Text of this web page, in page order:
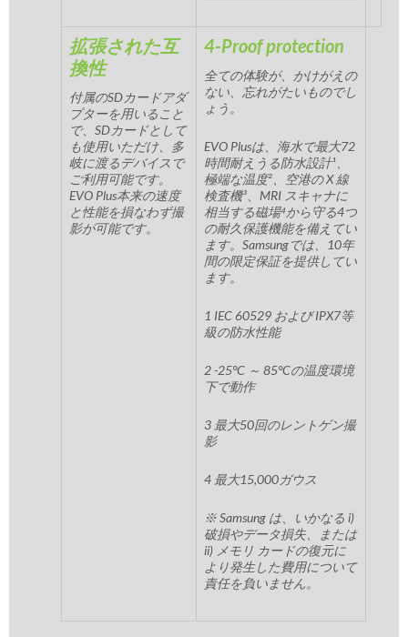
拡張された互
換性
付属のSDカードアダ
プターを用いること
で、SDカードとして
も使用いただけ、多
岐に渡るデバイスで
ご利用可能です。
EVO Plus本来の速度
と性能を損なわず撮
影が可能です。
4-Proof protection
全ての体験が、かけがえの
ない、忘れがたいものでし
ょう。
EVO Plusは、海水で最大72
時間耐えうる防水設計¹、
極端な温度²、空港の X 線
検査機³、MRI スキャナに
相当する磁場⁴から守る4つ
の耐久保護機能を備えてい
ます。Samsungでは、10年
間の限定保証を提供してい
ます。
1 IEC 60529 および IPX7等
級の防水性能
2 -25°C ～ 85°Cの温度環境
下で動作
3 最大50回のレントゲン撮
影
4 最大15,000ガウス
※ Samsung は、いかなる i)
破損やデータ損失、または
ii) メモリ カードの復元に
より発生した費用について
責任を負いません。